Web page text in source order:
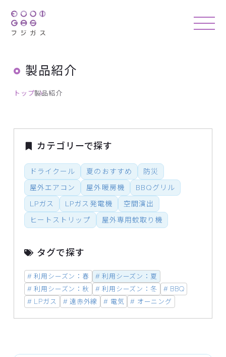
製品紹介
トップ製品紹介
カテゴリーで探す
ドライクール 夏のおすすめ
防災
屋外エアコン
屋外暖房機
BBQグリル
LPガス
LPガス発電機
空間演出
ヒートストリップ
屋外専用蚊取り機
タグで探す
# 利用シーズン：春
# 利用シーズン：夏
# 利用シーズン：秋
# 利用シーズン：冬
# BBQ
# LPガス
# 遠赤外線 # 電気 # オーニング